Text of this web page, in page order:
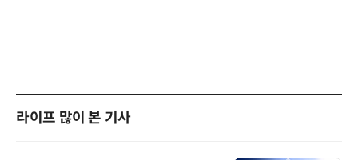
라이프 많이 본 기사